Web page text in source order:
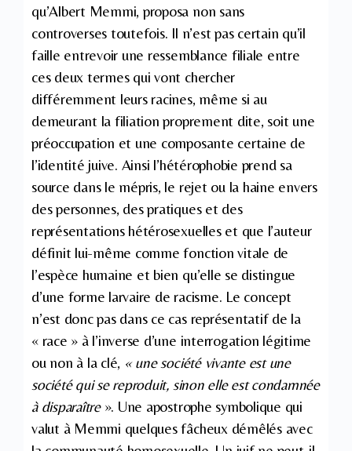
qu’Albert Memmi, proposa non sans
controverses toutefois. Il n’est pas certain qu’il
faille entrevoir une ressemblance filiale entre
ces deux termes qui vont chercher
différemment leurs racines, même si au
demeurant la filiation proprement dite, soit une
préoccupation et une composante certaine de
l’identité juive. Ainsi l’hétérophobie prend sa
source dans le mépris, le rejet ou la haine envers
des personnes, des pratiques et des
représentations hétérosexuelles et que l’auteur
définit lui-même comme fonction vitale de
l’espèce humaine et bien qu’elle se distingue
d’une forme larvaire de racisme. Le concept
n’est donc pas dans ce cas représentatif de la
« race » à l’inverse d’une interrogation légitime
ou non à la clé, « une société vivante est une
société qui se reproduit, sinon elle est condamnée
à disparaître». Une apostrophe symbolique qui
valut à Memmi quelques fâcheux démêlés avec